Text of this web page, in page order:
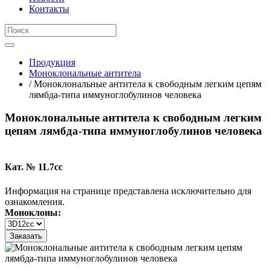
Контакты
Продукция
Моноклональные антитела
/ Моноклональные антитела к свободным легким цепям
лямбда-типа иммуноглобулинов человека
Моноклональные антитела к свободным легким
цепям лямбда-типа иммуноглобулинов человека
Кат. № 1L7cc
Информация на странице представлена исключительно для
ознакомления.
Моноклоны:
Заказать